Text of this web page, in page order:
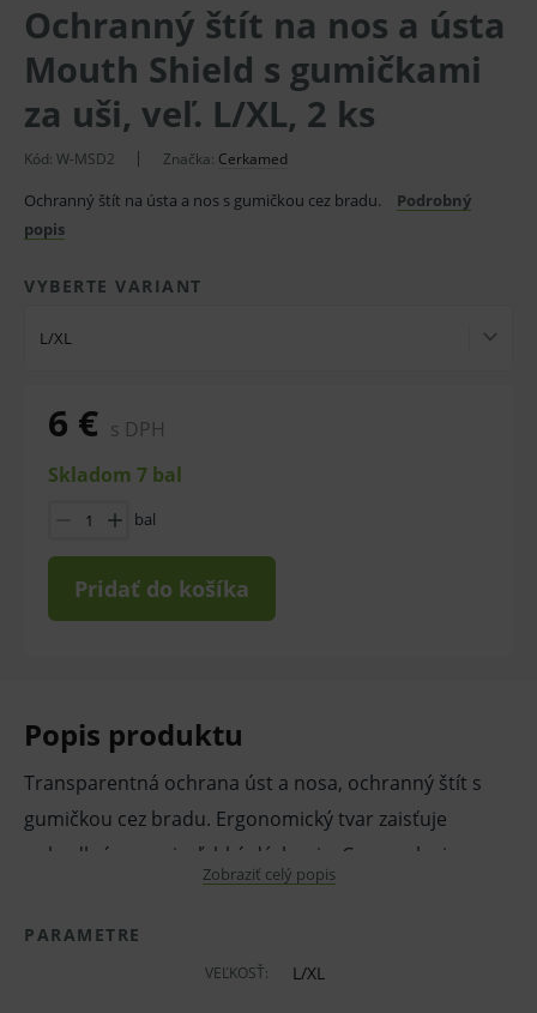
Ochranný štít na nos a ústa
Mouth Shield s gumičkami
za uši, veľ. L/XL, 2 ks
Kód: W-MSD2 Značka: Cerkamed
Ochranný štít na ústa a nos s gumičkou cez bradu.
Podrobný
popis
VYBERTE VARIANT
L/XL
6 € s DPH
Skladom 7 bal
bal
Pridať do košíka
Popis produktu
Transparentná ochrana úst a nosa, ochranný štít s
gumičkou cez bradu. Ergonomický tvar zaisťuje
pohodlné nosenie, ľahké dýchanie. Cez masku je
možné použiť štít na zvýšenie ochrany.
Dizajn týchto štítov je veľmi diskrétny, hodí sa tak na
Zobraziť celý popis
PARAMETRE
VEĽKOSŤ: L/XL